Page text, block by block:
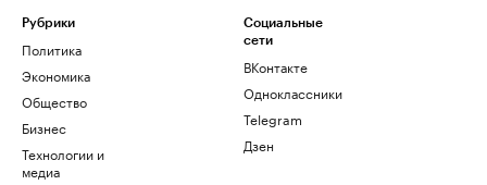
Рубрики
Политика
Экономика
Общество
Бизнес
Технологии и
медиа
Социальные
сети
ВКонтакте
Одноклассники
Telegram
Дзен